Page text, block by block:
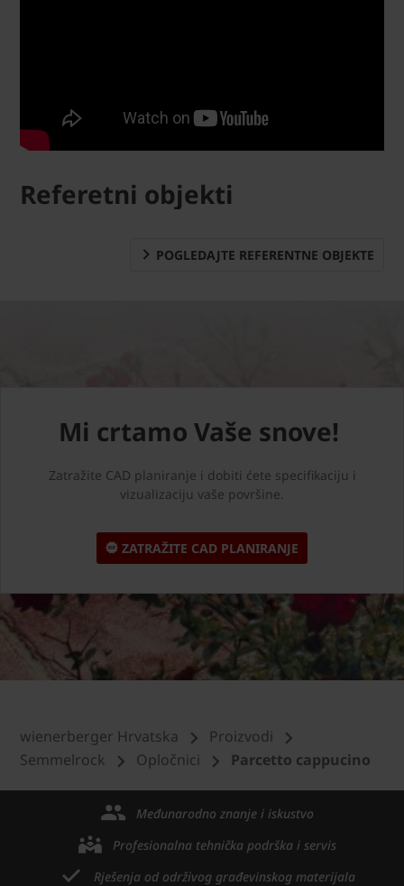
Referetni objekti
POGLEDAJTE REFERENTNE OBJEKTE
Mi crtamo Vaše snove!
Zatražite CAD planiranje i dobiti ćete specifikaciju i
vizualizaciju vaše površine.
ZATRAŽITE CAD PLANIRANJE
wienerberger Hrvatska
Proizvodi
Semmelrock
Opločnici Parcetto cappucino
Međunarodno znanje i iskustvo
Profesionalna tehnička podrška i servis
Rješenja od održivog građevinskog materijala